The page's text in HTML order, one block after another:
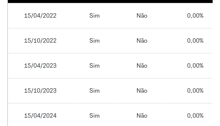
15/04/2022 Sim Não 0,00%
15/10/2022 Sim Não 0,00%
15/04/2023 Sim Não 0,00%
15/10/2023 Sim Não 0,00%
15/04/2024 Sim Não 0,00%